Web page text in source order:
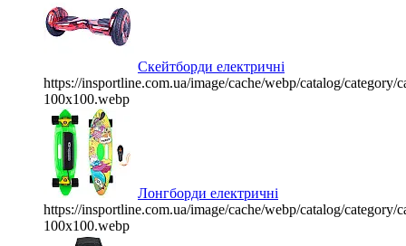
Скейтборди електричні
https://insportline.com.ua/image/cache/webp/catalog/category/
100x100.webp
Лонгборди електричні
https://insportline.com.ua/image/cache/webp/catalog/category/
100x100.webp